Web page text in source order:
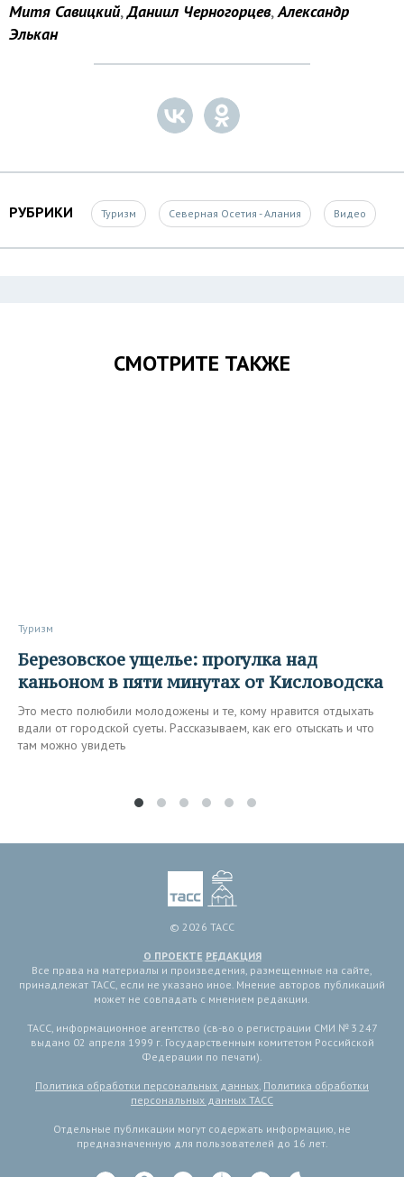
Митя Савицкий,Даниил Черногорцев,Александр
Элькан
РУБРИКИ Туризм Северная Осетия - Алания Видео
СМОТРИТЕ ТАКЖЕ
Туризм
Березовское ущелье: прогулка над
каньоном в пяти минутах от Кисловодска
Это место полюбили молодожены и те, кому нравится отдыхать
вдали от городской суеты. Рассказываем, как его отыскать и что
там можно увидеть
© 2026 ТАСС
О ПРОЕКТЕ РЕДАКЦИЯ
Все права на материалы и произведения, размещенные на сайте,
принадлежат ТАСС, если не указано иное. Мнение авторов публикаций
может не совпадать с мнением редакции.
ТАСС, информационное агентство (св-во о регистрации СМИ № 3 247
выдано 02 апреля 1999 г. Государственным комитетом Российской
Федерации по печати).
Политика обработки персональных данных Политика обработки
персональных данных ТАСС
Отдельные публикации могут содержать информацию, не
предназначенную для пользователей до 16 лет.